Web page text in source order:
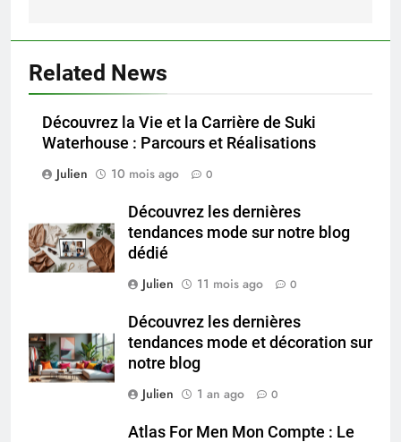
Related News
Découvrez la Vie et la Carrière de Suki
Waterhouse : Parcours et Réalisations
Julien
10 mois ago 0
Découvrez les dernières
tendances mode sur notre blog
dédié
Julien
11 mois ago 0
Découvrez les dernières
tendances mode et décoration sur
notre blog
Julien
1 an ago 0
Atlas For Men Mon Compte : Le